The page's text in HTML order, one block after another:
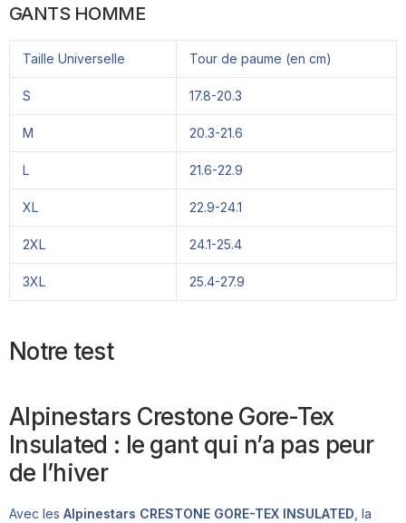
GANTS HOMME
Taille Universelle Tour de paume (en cm)
S 17.8-20.3
M 20.3-21.6
L 21.6-22.9
XL 22.9-24.1
2XL 24.1-25.4
3XL 25.4-27.9
Notre test
Alpinestars Crestone Gore-Tex
Insulated : le gant qui n’a pas peur
de l’hiver
Avec les Alpinestars CRESTONE GORE-TEX INSULATED , la